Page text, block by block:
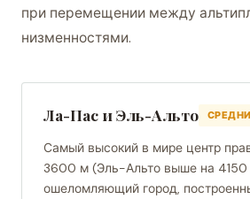
при перемещении между
низменностями.
Ла-Пас и Эль-Альто
Самый высокий в мире центр
3600 м (Эль-Альто выше на
ошеломляющий город,